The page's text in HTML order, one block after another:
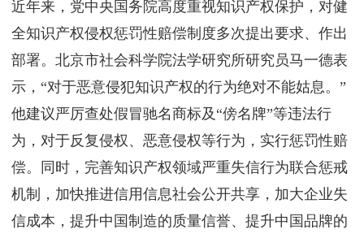
近年来，党中央国务院高度重视知识产权保护，对健
全知识产权侵权惩罚性赔偿制度多次提出要求、作出
部署。北京市社会科学院法学研究所研究员马一德表
示，“对于恶意侵犯知识产权的行为绝对不能姑息。”
他建议严厉查处假冒驰名商标及“傍名牌”等违法行
为，对于反复侵权、恶意侵权等行为，实行惩罚性赔
偿。同时，完善知识产权领域严重失信行为联合惩戒
机制，加快推进信用信息社会公开共享，加大企业失
信成本，提升中国制造的质量信誉、提升中国品牌的